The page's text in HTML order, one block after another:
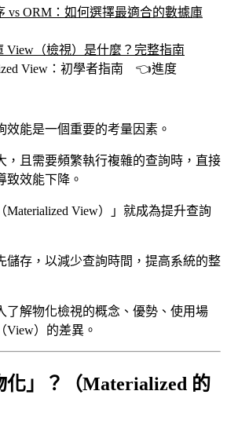
vs ORM：如何選擇最適合的數據庫
View（檢視）是什麼？完整指南
View：初學者指南 👈進度
效能是一個重要的考量因素。
，且需要頻繁執行複雜的查詢時，直接
致效能下降。
View）」就成為提升查詢
儲存，以減少查詢時間，提高系統的整
了解物化檢視的概念、優勢、使用場
View）的差異。
化」？（Materialized 的